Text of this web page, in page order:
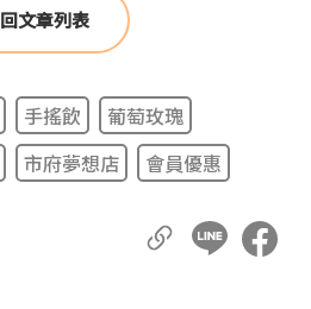
回文章列表
手搖飲
葡萄玫瑰
市府夢想店 會員優惠